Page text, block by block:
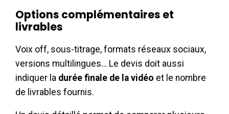
Options complémentaires et
livrables
Voix off, sous-titrage, formats réseaux sociaux,
versions multilingues… Le devis doit aussi
indiquer la durée finale de la vidéo et le nombre
de livrables fournis.